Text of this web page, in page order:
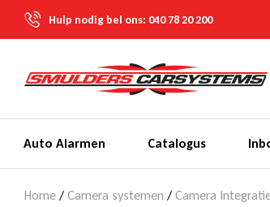
Hulp nodig bel ons: 040 78 20 200
Auto Alarmen Catalogus
Home / Camera systemen / Camera